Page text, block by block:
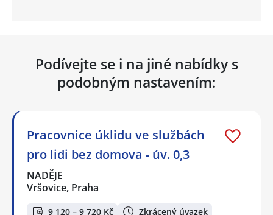
Podívejte se i na jiné nabídky s
podobným nastavením:
Pracovnice úklidu ve službách
pro lidi bez domova - úv. 0,3
NADĚJE
Vršovice, Praha
9 120 – 9 720 Kč
Zkrácený úvazek